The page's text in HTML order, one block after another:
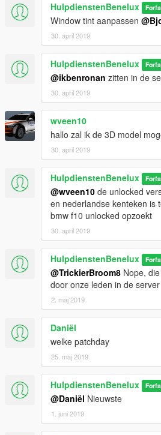
HulpdienstenBenelux
Window tint aanpassen
30. april 2019
HulpdienstenBenelux
@ikbenronan zitten in de
30. april 2019
wveen10
hallo zal ik de 3D model
30. april 2019
HulpdienstenBenelux
@wveen10 de unlocked
en nederlandse kenteken is
bmw f10 unlocked opzoekt
30. april 2019
HulpdienstenBenelux
@TrickierBroom8 Nope,
door onze leden in de server
2. maj 2019
Daniël
welke patchday
25. maj 2019
HulpdienstenBenelux
@Daniël Nieuwste
1. juni 2019